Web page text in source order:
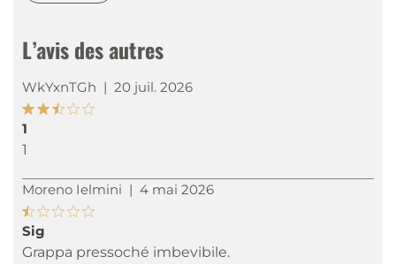
L’avis des autres
WkYxnTGh | 20 juil. 2026
1
1
Moreno Ielmini | 4 mai 2026
Sig
Grappa pressoché imbevibile.